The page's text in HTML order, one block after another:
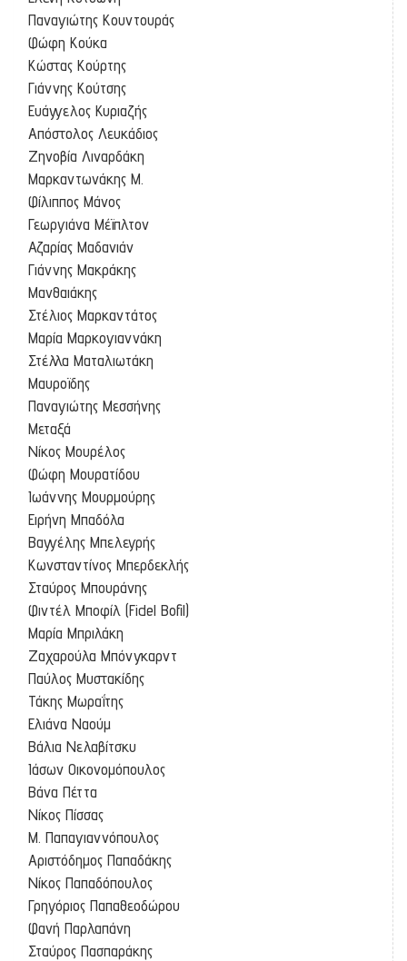
Παναγιώτης Κουντουράς
Φώφη Κούκα
Κώστας Κούρτης
Γιάννης Κούτσης
Ευάγγελος Κυριαζής
Απόστολος Λευκάδιος
Ζηνοβία Λιναρδάκη
Μαρκαντωνάκης Μ.
Φίλιππος Μάνος
Γεωργιάνα Μέϊπλτον
Αζαρίας Μαδανιάν
Γιάννης Μακράκης
Μανθαιάκης
Στέλιος Μαρκαντάτος
Μαρία Μαρκογιαννάκη
Στέλλα Ματαλιωτάκη
Μαυροϊδης
Παναγιώτης Μεσσήνης
Μεταξά
Νίκος Μουρέλος
Φώφη Μουρατίδου
Ιωάννης Μουρμούρης
Ειρήνη Μπαδόλα
Βαγγέλης Μπελεγρής
Κωνσταντίνος Μπερδεκλής
Σταύρος Μπουράνης
Φιντέλ Μποφίλ (Fidel Bofil)
Μαρία Μπριλάκη
Ζαχαρούλα Μπόνγκαρντ
Παύλος Μυστακίδης
Τάκης Μωραΐτης
Ελιάνα Ναούμ
Βάλια Νελαβίτσκυ
Ιάσων Οικονομόπουλος
Βάνα Πέττα
Νίκος Πίσσας
Μ. Παπαγιαννόπουλος
Αριστόδημος Παπαδάκης
Νίκος Παπαδόπουλος
Γρηγόριος Παπαθεοδώρου
Φανή Παρλαπάνη
Σταύρος Πασπαράκης